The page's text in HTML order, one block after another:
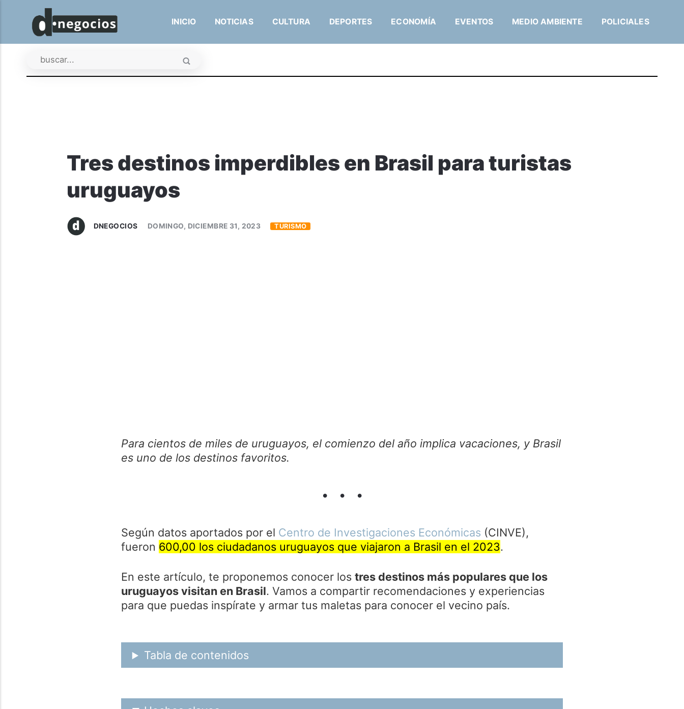
INICIO NOTICIAS CULTURA DEPORTES ECONOMÍA EVENTOS MEDIO AMBIENTE POLICIALES
Tres destinos imperdibles en Brasil para turistas
uruguayos
DNEGOCIOS DOMINGO, DICIEMBRE 31, 2023 TURISMO
Para cientos de miles de uruguayos, el comienzo del año implica vacaciones, y Brasil
es uno de los destinos favoritos.
Según datos aportados por el Centro de Investigaciones Económicas (CINVE),
fueron 600,00 los ciudadanos uruguayos que viajaron a Brasil en el 2023.
En este artículo, te proponemos conocer lostres destinos más populares que los
uruguayos visitan en Brasil. Vamos a compartir recomendaciones y experiencias
para que puedas inspírate y armar tus maletas para conocer el vecino país.
Tabla de contenidos